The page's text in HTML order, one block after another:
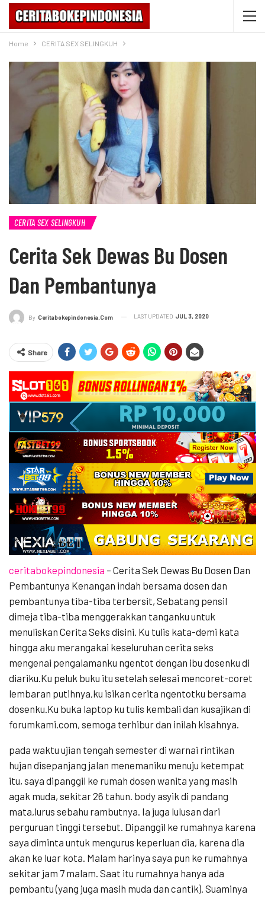
Home CERITA SEX SELINGKUH
CERITA SEX SELINGKUH
Cerita Sek Dewas Bu Dosen
Dan Pembantunya
By Ceritabokepindonesia.com LAST UPDATED JUL 3, 2020
Share
ceritabokepindonesia – Cerita Sek Dewas Bu Dosen Dan
Pembantunya Kenangan indah bersama dosen dan
pembantunya tiba-tiba terbersit, Sebatang pensil
dimeja tiba-tiba menggerakkan tanganku untuk
menuliskan Cerita Seks disini. Ku tulis kata-demi kata
hingga aku merangakai keseluruhan cerita seks
mengenai pengalamanku ngentot dengan ibu dosenku di
diariku.Ku peluk buku itu setelah selesai mencoret-coret
lembaran putihnya,ku isikan cerita ngentotku bersama
dosenku.Ku buka laptop ku tulis kembali dan kusajikan di
forumkami.com, semoga terhibur dan inilah kisahnya.
pada waktu ujian tengah semester di warnai rintikan
hujan disepanjang jalan menemaniku menuju ketempat
itu, saya dipanggil ke rumah dosen wanita yang masih
agak muda, sekitar 26 tahun. body asyik di pandang
mata,lurus sebahu rambutnya. Ia juga lulusan dari
perguruan tinggi tersebut. Dipanggil ke rumahnya karena
saya diminta untuk mengurus keperluan dia, karena dia
akan ke luar kota. Malam harinya saya pun ke rumahnya
sekitar jam 7 malam. Saat itu rumahnya hanya ada
pembantu (yang juga masih muda dan cantik). Suaminya